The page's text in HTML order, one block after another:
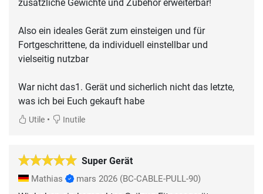
zusätzliche Gewichte und Zubehör erweiterbar!
Also ein ideales Gerät zum einsteigen und für
Fortgeschrittene, da individuell einstellbar und
vielseitig nutzbar
War nicht das1. Gerät und sicherlich nicht das letzte,
was ich bei Euch gekauft habe
Utile • Inutile
Super Gerät
Mathias mars 2026 (BC-CABLE-PULL-90)